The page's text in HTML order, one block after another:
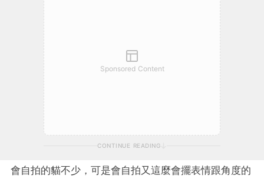
Sponsored Content
CONTINUE READING
會自拍的貓不少，可是會自拍又這麼會擺表情跟角度的